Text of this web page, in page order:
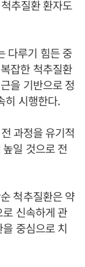
추질환 환자도
다루기 힘든 중
잡한 척추질환
을 기반으로 정
히 시행한다.
과정을 유기적
일 것으로 전
척추질환은 약
신속하게 관
중심으로 치